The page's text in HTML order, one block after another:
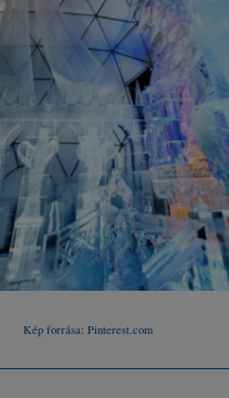
Kép forrása: Pinterest.com